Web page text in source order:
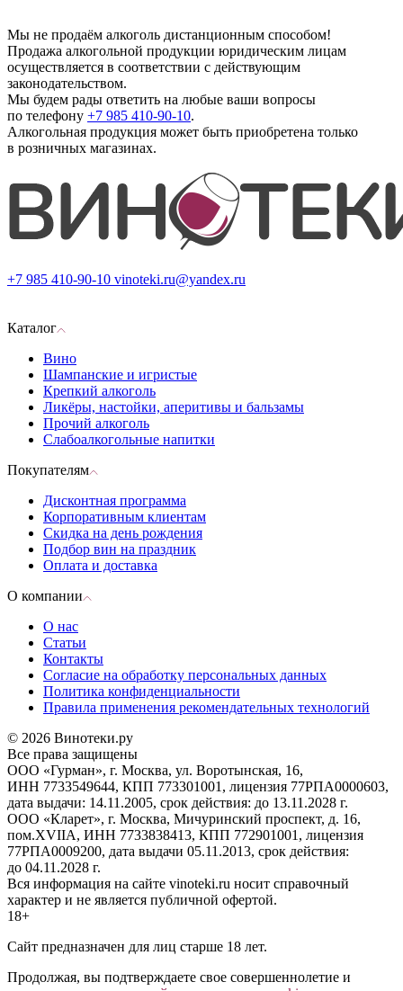
Мы не продаём алкоголь дистанционным способом!
Продажа алкогольной продукции юридическим лицам
осуществляется в соответствии с действующим
законодательством.
Мы будем рады ответить на любые ваши вопросы
по телефону +7 985 410-90-10.
Алкогольная продукция может быть приобретена только
в розничных магазинах.
+7 985 410-90-10 vinoteki.ru@yandex.ru
Каталог
Вино
Шампанские и игристые
Крепкий алкоголь
Ликёры, настойки, аперитивы и бальзамы
Прочий алкоголь
Слабоалкогольные напитки
Покупателям
Дисконтная программа
Корпоративным клиентам
Скидка на день рождения
Подбор вин на праздник
Оплата и доставка
О компании
О нас
Статьи
Контакты
Согласие на обработку персональных данных
Политика конфиденциальности
Правила применения рекомендательных технологий
© 2026 Винотеки.ру
Все права защищены
ООО «Гурман», г. Москва, ул. Воротынская, 16,
ИНН 7733549644, КПП 773301001, лицензия 77РПА0000603,
дата выдачи: 14.11.2005, срок действия: до 13.11.2028 г.
ООО «Кларет», г. Москва, Мичуринский проспект, д. 16,
пом.XVIIA, ИНН 7733838413, КПП 772901001, лицензия
77РПА0009200, дата выдачи 05.11.2013, срок действия:
до 04.11.2028 г.
Вся информация на сайте vinoteki.ru носит справочный
характер и не является публичной офертой.
18+
Сайт предназначен для лиц старше 18 лет.
Продолжая, вы подтверждаете свое совершеннолетие и